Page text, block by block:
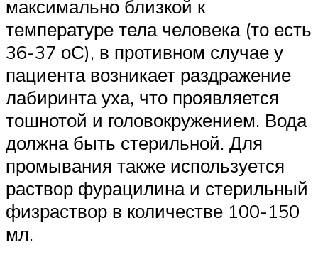
максимально близкой к
температуре тела человека (то есть
36-37 оС), в противном случае у
пациента возникает раздражение
лабиринта уха, что проявляется
тошнотой и головокружением. Вода
должна быть стерильной. Для
промывания также используется
раствор фурацилина и стерильный
физраствор в количестве 100-150
мл.